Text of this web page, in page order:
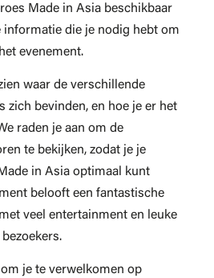
Made in Asia beschikbaar
die je nodig hebt om
evenement.
waar de verschillende
zich bevinden, en hoe je er het
raden je aan om de
te bekijken, zodat je je
in Asia optimaal kunt
belooft een fantastische
veel entertainment en leuke
je te verwelkomen op